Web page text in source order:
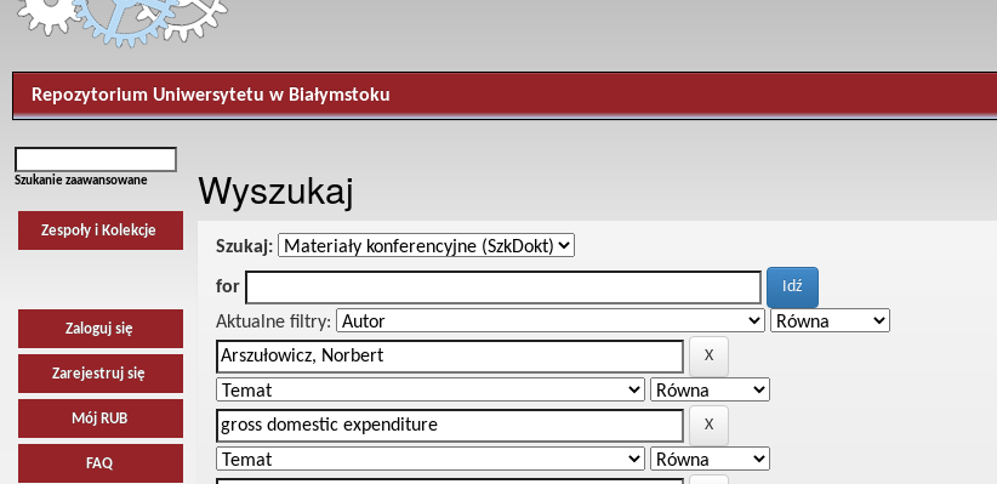
Repozytorium Uniwersytetu w Białymstoku
Szukanie zaawansowane
Zespoły i Kolekcje
Zaloguj się
Zarejestruj się
Mój RUB
FAQ
Wyszukaj
Szukaj:
for
Aktualne filtry: